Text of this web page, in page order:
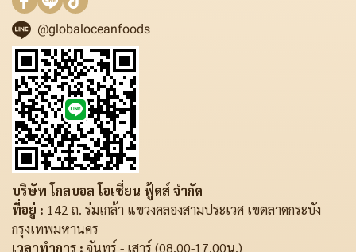
@globaloceanfoods
บริษัท โกลบอล โอเชี่ยน ฟู้ดส์ จำกัด
ที่อยู่ : 142 ถ. ร่มเกล้า แขวงคลองสามประเวศ เขตลาดกระบัง
กรุงเทพมหานคร
เวลาทำการ : จันทร์ - เสาร์ (08.00-17.00น.)